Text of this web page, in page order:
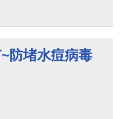
防堵水痘病毒